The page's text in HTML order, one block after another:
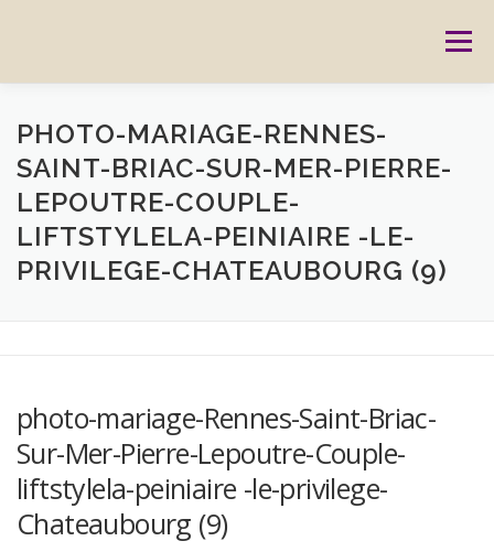
Menu
ACCUEIL PRESTATIONS CARTES CADEAUX
RÉSERVATION GALERIE BLOG
PHOTO-MARIAGE-RENNES-
SAINT-BRIAC-SUR-MER-PIERRE-
LEPOUTRE-COUPLE-
LIFTSTYLELA-PEINIAIRE -LE-
PRIVILEGE-CHATEAUBOURG (9)
photo-mariage-Rennes-Saint-Briac-
Sur-Mer-Pierre-Lepoutre-Couple-
liftstylela-peiniaire -le-privilege-
Chateaubourg (9)